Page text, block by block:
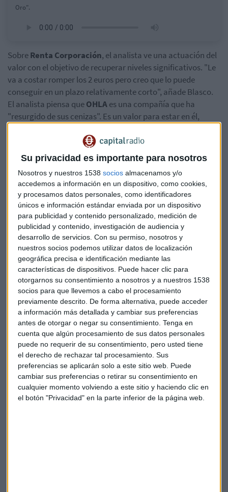
Su privacidad es importante para nosotros
Nosotros y nuestros 1538 socios almacenamos y/o
accedemos a información en un dispositivo, como cookies,
y procesamos datos personales, como identificadores
únicos e información estándar enviada por un dispositivo
para publicidad y contenido personalizado, medición de
publicidad y contenido, investigación de audiencia y
desarrollo de servicios. Con su permiso, nosotros y
nuestros socios podemos utilizar datos de localización
geográfica precisa e identificación mediante las
características de dispositivos. Puede hacer clic para
otorgarnos su consentimiento a nosotros y a nuestros 1538
socios para que llevemos a cabo el procesamiento
previamente descrito. De forma alternativa, puede acceder
a información más detallada y cambiar sus preferencias
antes de otorgar o negar su consentimiento. Tenga en
cuenta que algún procesamiento de sus datos personales
puede no requerir de su consentimiento, pero usted tiene
el derecho de rechazar tal procesamiento. Sus
preferencias se aplicarán solo a este sitio web. Puede
cambiar sus preferencias o retirar su consentimiento en
cualquier momento volviendo a este sitio y haciendo clic en
el botón "Privacidad" en la parte inferior de la página web.
Oro".
SobreRenta Corporación, el analista ve una actuación del
valor con el objetivo de recuperar niveles significativos. "Le
va a costar romper los 2 euros pero creo que lo puede
conseguir en un plazo relativamente corto", añade Blasco.
El analista piensa queOHLAes una compañía que ha
"resurgido de sus cenizas". Es un valor para estar en él,
, en principio, tiene que seguir
subiendo", opina Blasco. Es una de las entidades a tener en
cartera, sus inversiones a lo largo del mundo son positivas.
Además, su situación en Estados Unidos lo hace muy
interesante, en un mercado donde la subida de tipos le
permitirá mejorar.
Álvaro Blasco entiende que haya cierto desconcierto con
ACS, sin embargo, cree que tiene todos los elementos para
mostrar su fortaleza en los mercados. La compañía sigue
teniendo buena gestión y una diversidad geográfica muy
oportuna. El analista remarca que "habría que tener
paciencia". En cuanto aMapfre, está en un momento
interesante. Blasco piensa que hay que tener confianza en la
compañía. El objetivo es el 2,30 que debería alcanzar estos
meses.
Bankinter. La entidad ahora mismo sigue con un
crecimiento significativo. El analista cree que hay que estar.
Blasco también opina que éste debería ser un buen ejercicio
para las entidades financieras. "Tiene muy buen recorrido
de futuro".